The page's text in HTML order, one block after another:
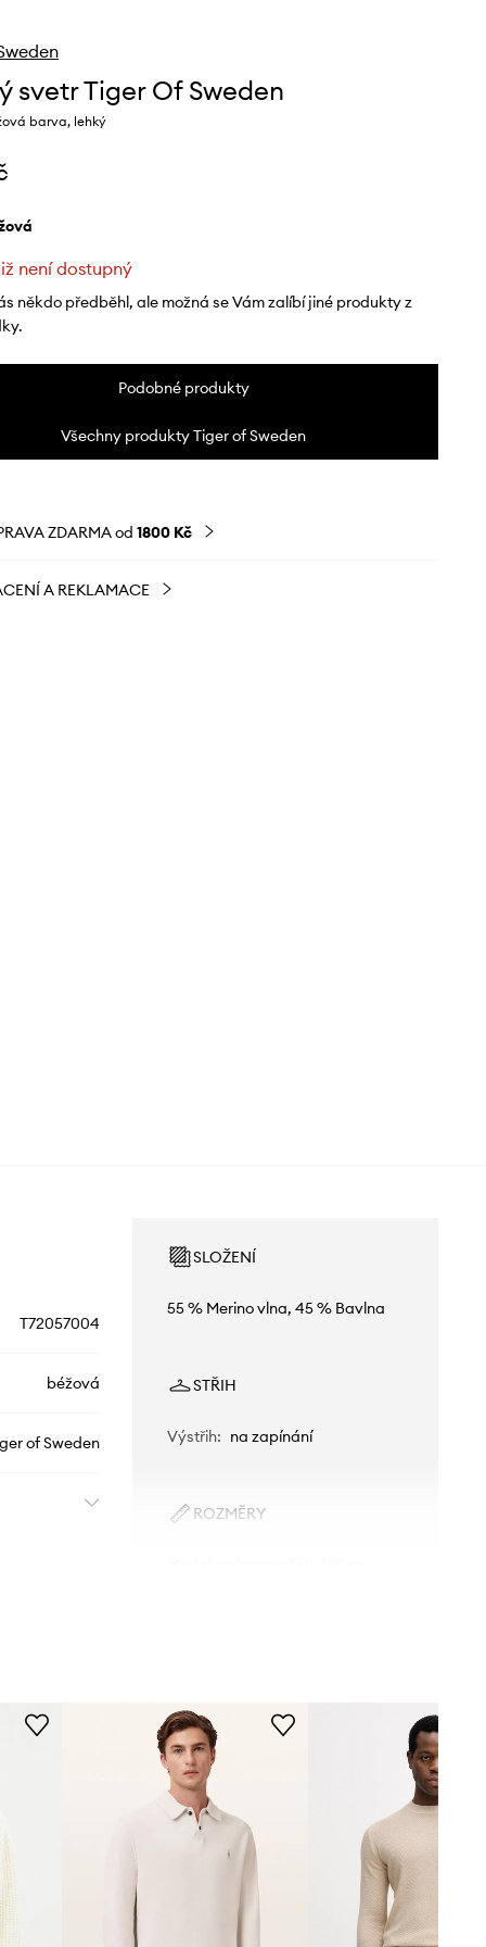
svetr Tiger Of Sweden
barva, lehký
není dostupný
někdo předběhl, ale možná se Vám zalíbí jiné produkty z
Podobné produkty
Všechny produkty Tiger of Sweden
ZDARMA od 1800 Kč
A REKLAMACE
T72057004
béžová
of Sweden
SLOŽENÍ
55 % Merino vlna, 45 % Bavlna
STŘIH
Výstřih: na zapínání
ROZMĚRY